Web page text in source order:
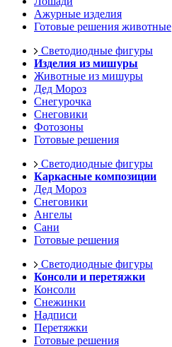
Ажурные изделия
Готовые решения животные
Светодиодные фигуры
Изделия из мишуры
Животные из мишуры
Дед Мороз
Снегурочка
Снеговики
Фотозоны
Готовые решения
Светодиодные фигуры
Каркасные композиции
Дед Мороз
Снеговики
Ангелы
Сани
Готовые решения
Светодиодные фигуры
Консоли и перетяжки
Консоли
Снежинки
Надписи
Перетяжки
Готовые решения